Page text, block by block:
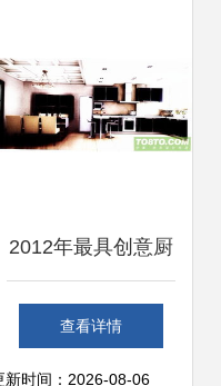
2012年最具创意厨
具 别致摆设点亮厨
房美学——装修建
查看详情
新时间：2026-08-06